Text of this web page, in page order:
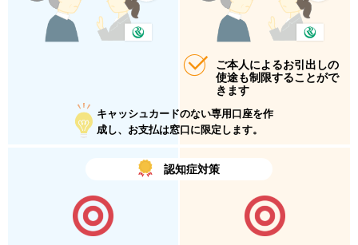
ご本人によるお引出しの
使途も制限することがで
きます
キャッシュカードのない専用口座を作
成し、お支払は窓口に限定します。
認知症対策